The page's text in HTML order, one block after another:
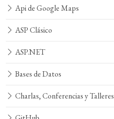
Api de Google Maps
ASP Clásico
ASP.NET
Bases de Datos
Charlas, Conferencias y Talleres